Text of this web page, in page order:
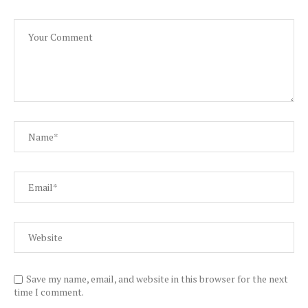
Save my name, email, and website in this browser for the next
time I comment.